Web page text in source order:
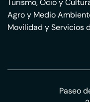
Turismo, Ocio y
Agro y Medio
Movilidad y Servicios
Paseo